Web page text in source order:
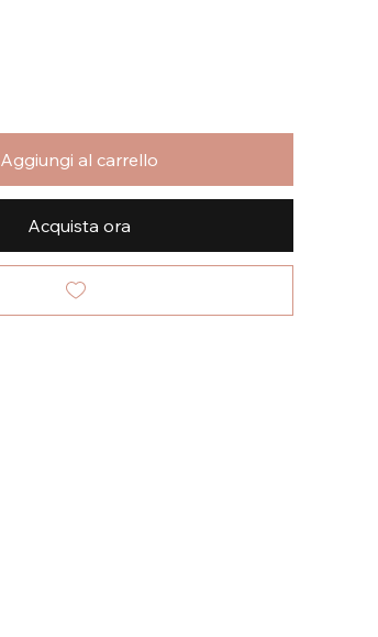
Aggiungi al carrello
Acquista ora